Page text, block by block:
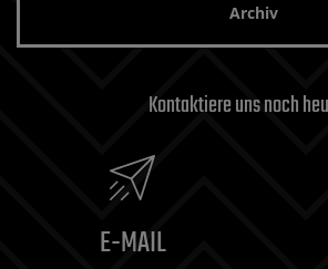
Archiv
Kontaktiere uns noch
E-MAIL